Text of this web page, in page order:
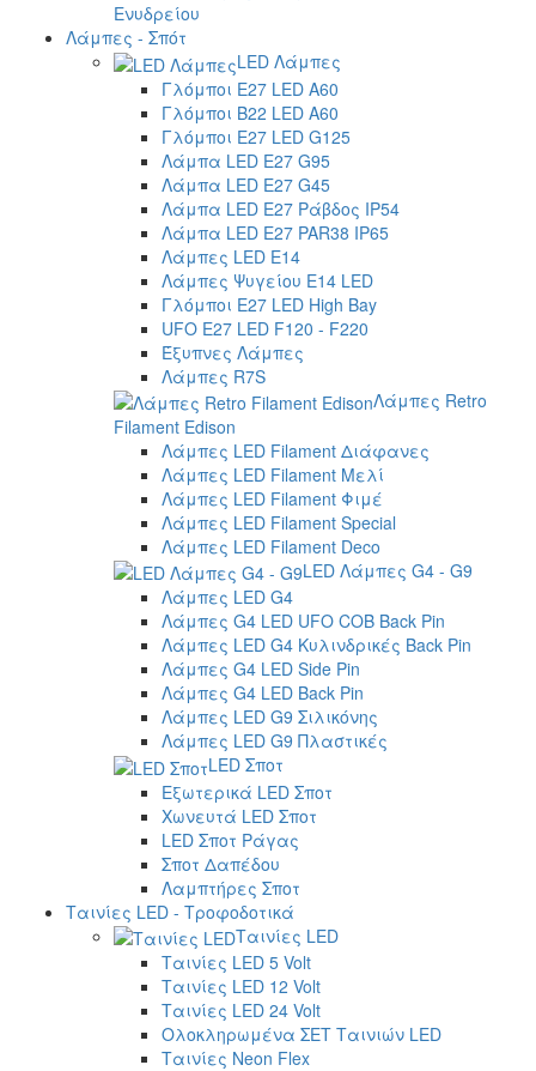
Ενυδρείου
Λάμπες - Σπότ
LED Λάμπες
Γλόμποι E27 LED A60
Γλόμποι B22 LED A60
Γλόμποι E27 LED G125
Λάμπα LED E27 G95
Λάμπα LED E27 G45
Λάμπα LED E27 Ράβδος IP54
Λάμπα LED E27 PAR38 IP65
Λάμπες LED E14
Λάμπες Ψυγείου E14 LED
Γλόμποι E27 LED High Bay
UFO E27 LED F120 - F220
Έξυπνες Λάμπες
Λάμπες R7S
Λάμπες Retro
Filament Edison
Λάμπες LED Filament Διάφανες
Λάμπες LED Filament Μελί
Λάμπες LED Filament Φιμέ
Λάμπες LED Filament Special
Λάμπες LED Filament Deco
LED Λάμπες G4 - G9
Λάμπες LED G4
Λάμπες G4 LED UFO COB Back Pin
Λάμπες LED G4 Κυλινδρικές Back Pin
Λάμπες G4 LED Side Pin
Λάμπες G4 LED Back Pin
Λάμπες LED G9 Σιλικόνης
Λάμπες LED G9 Πλαστικές
LED Σποτ
Εξωτερικά LED Σποτ
Χωνευτά LED Σποτ
LED Σποτ Ράγας
Σποτ Δαπέδου
Λαμπτήρες Σποτ
Ταινίες LED - Τροφοδοτικά
Ταινίες LED
Ταινίες LED 5 Volt
Ταινίες LED 12 Volt
Ταινίες LED 24 Volt
Ολοκληρωμένα ΣΕΤ Ταινιών LED
Ταινίες Neon Flex